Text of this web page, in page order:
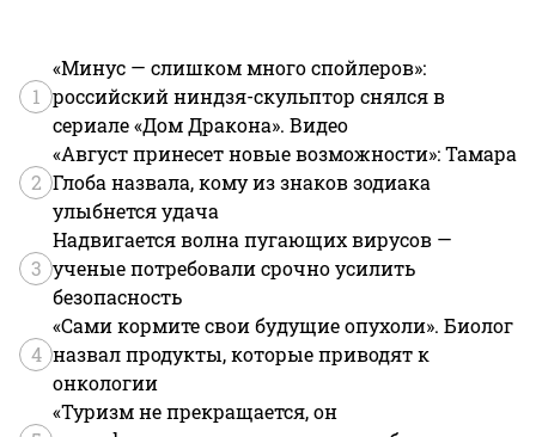
1
«Минус — слишком много спойлеров»:
российский ниндзя-скульптор снялся в
сериале «Дом Дракона». Видео
2
«Август принесет новые возможности»: Тамара
Глоба назвала, кому из знаков зодиака
улыбнется удача
3
Надвигается волна пугающих вирусов —
ученые потребовали срочно усилить
безопасность
4
«Сами кормите свои будущие опухоли». Биолог
назвал продукты, которые приводят к
онкологии
«Туризм не прекращается, он